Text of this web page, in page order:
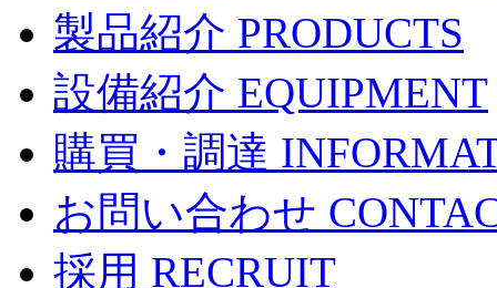
製品紹介 PRODUCTS
設備紹介 EQUIPMENT
購買・調達
お問い合わせ
採用 RECRUIT